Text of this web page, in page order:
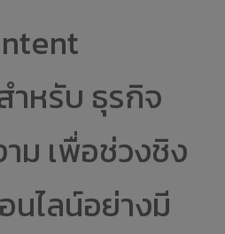
หรับ ธุรกิจ
ม เพื่อช่วงชิง
ไลน์อย่างมี